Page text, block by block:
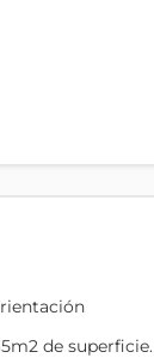
de superficie.